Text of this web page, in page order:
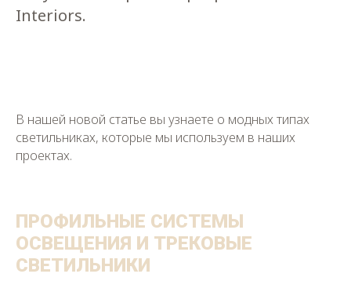
Interiors.
В нашей новой статье вы узнаете о модных типах
светильниках, которые мы используем в наших
проектах.
ПРОФИЛЬНЫЕ СИСТЕМЫ
ОСВЕЩЕНИЯ И ТРЕКОВЫЕ
СВЕТИЛЬНИКИ